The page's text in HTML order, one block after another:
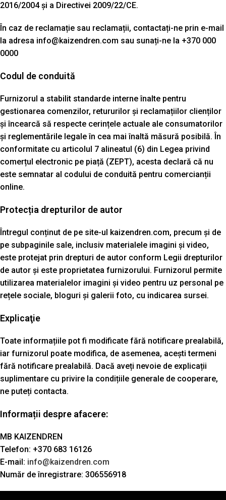
2016/2004 și a Directivei 2009/22/CE.
În caz de reclamație sau reclamații, contactați-ne prin e-mail
la adresa info@kaizendren.com sau sunați-ne la +370 000
0000
Codul de conduită
Furnizorul a stabilit standarde interne înalte pentru
gestionarea comenzilor, retururilor și reclamațiilor clienților
și încearcă să respecte cerințele actuale ale consumatorilor
și reglementările legale în cea mai înaltă măsură posibilă. În
conformitate cu articolul 7 alineatul (6) din Legea privind
comerțul electronic pe piață (ZEPT), acesta declară că nu
este semnatar al codului de conduită pentru comercianții
online.
Protecția drepturilor de autor
Întregul conținut de pe site-ul kaizendren.com, precum și de
pe subpaginile sale, inclusiv materialele imagini și video,
este protejat prin drepturi de autor conform Legii drepturilor
de autor și este proprietatea furnizorului. Furnizorul permite
utilizarea materialelor imagini și video pentru uz personal pe
rețele sociale, bloguri și galerii foto, cu indicarea sursei.
Explicaţie
Toate informațiile pot fi modificate fără notificare prealabilă,
iar furnizorul poate modifica, de asemenea, acești termeni
fără notificare prealabilă. Dacă aveți nevoie de explicații
suplimentare cu privire la condițiile generale de cooperare,
ne puteți contacta.
Informații despre afacere:
MB KAIZENDREN
Telefon: +370 683 16126
E-mail: info@kaizendren.com
Număr de înregistrare: 306556918